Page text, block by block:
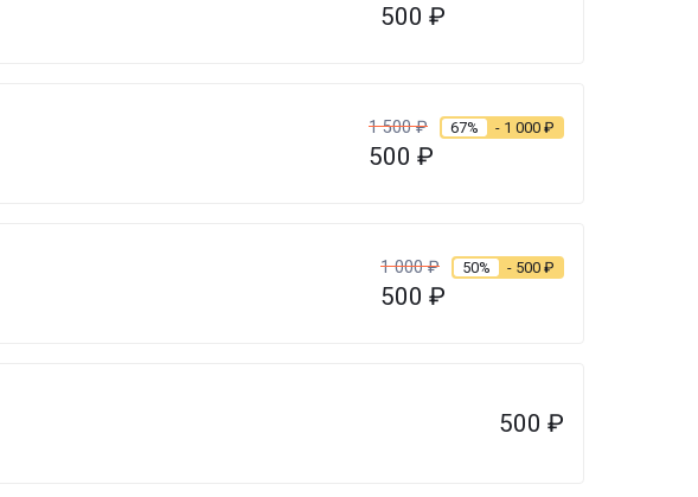
500 ₽
1 500₽ 67% - 1 000 ₽
500 ₽
1 000₽ 50% - 500 ₽
500 ₽
500 ₽